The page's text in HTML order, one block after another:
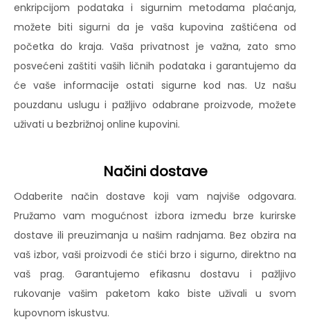
enkripcijom podataka i sigurnim metodama plaćanja,
možete biti sigurni da je vaša kupovina zaštićena od
početka do kraja. Vaša privatnost je važna, zato smo
posvećeni zaštiti vaših ličnih podataka i garantujemo da
će vaše informacije ostati sigurne kod nas. Uz našu
pouzdanu uslugu i pažljivo odabrane proizvode, možete
uživati u bezbrižnoj online kupovini.
Načini dostave
Odaberite način dostave koji vam najviše odgovara.
Pružamo vam mogućnost izbora između brze kurirske
dostave ili preuzimanja u našim radnjama. Bez obzira na
vaš izbor, vaši proizvodi će stići brzo i sigurno, direktno na
vaš prag. Garantujemo efikasnu dostavu i pažljivo
rukovanje vašim paketom kako biste uživali u svom
kupovnom iskustvu.